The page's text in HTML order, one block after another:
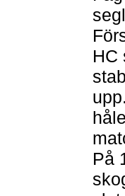
HC
På